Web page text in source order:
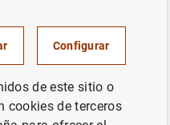
Central Europeo
KB
Configurar
de este sitio o
cookies de terceros